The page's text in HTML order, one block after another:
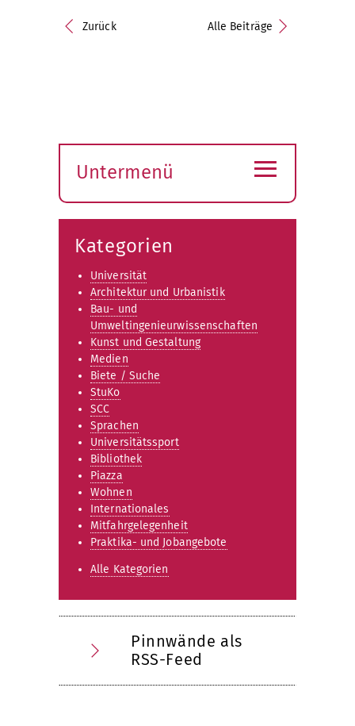
Zurück Alle Beiträge
Untermenü
öffnen
≡
Kategorien
Universität
Architektur und Urbanistik
Bau- und
Umweltingenieurwissenschaften
Kunst und Gestaltung
Medien
Biete / Suche
StuKo
SCC
Sprachen
Universitätssport
Bibliothek
Piazza
Wohnen
Internationales
Mitfahrgelegenheit
Praktika- und Jobangebote
Alle Kategorien
Pinnwände als
RSS-Feed